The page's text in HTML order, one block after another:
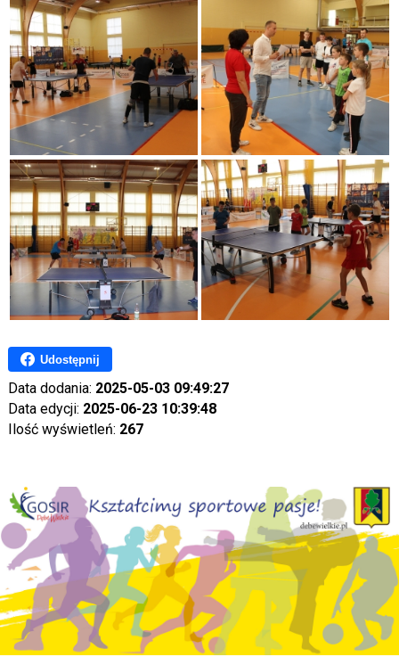
Udostępnij
Data dodania: 2025-05-03 09:49:27
Data edycji: 2025-06-23 10:39:48
Ilość wyświetleń: 267